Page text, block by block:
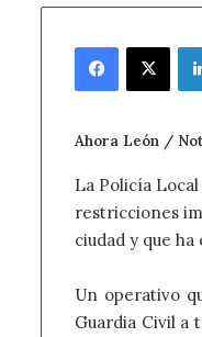
Facebook
X
Ahora León /
La Policía
restricciones
ciudad y que
Un operativo
Guardia Civil a